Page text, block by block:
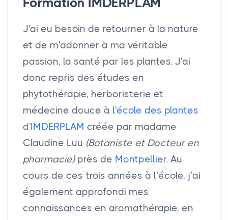
J'ai eu besoin de retourner à la nature
et de m'adonner à ma véritable
passion, la santé par les plantes. J'ai
donc repris des études en
phytothérapie, herboristerie et
médecine douce à l'école des plantes
d'IMDERPLAM créée par madame
Claudine Luu (Botaniste et Docteur en
pharmacie)près de Montpellier. Au
cours de ces trois années à l’école, j’ai
également approfondi mes
connaissances en aromathérapie, en